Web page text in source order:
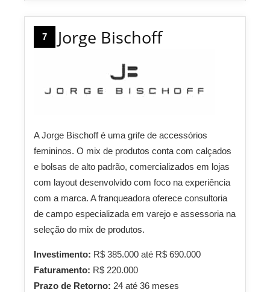
7 Jorge Bischoff
A Jorge Bischoff é uma grife de accessórios
femininos. O mix de produtos conta com calçados
e bolsas de alto padrão, comercializados em lojas
com layout desenvolvido com foco na experiência
com a marca. A franqueadora oferece consultoria
de campo especializada em varejo e assessoria na
seleção do mix de produtos.
Investimento: R$ 385.000 até R$ 690.000
Faturamento: R$ 220.000
Prazo de Retorno: 24 até 36 meses